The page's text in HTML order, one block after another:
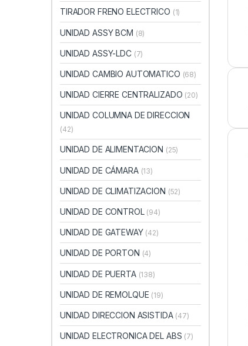
TIRADOR FRENO ELECTRICO (1)
UNIDAD ASSY BCM (8)
UNIDAD ASSY-LDC (7)
UNIDAD CAMBIO AUTOMATICO (68)
UNIDAD CIERRE CENTRALIZADO (20)
UNIDAD COLUMNA DE DIRECCION
(42)
UNIDAD DE ALIMENTACION (25)
UNIDAD DE CÁMARA (13)
UNIDAD DE CLIMATIZACION (52)
UNIDAD DE CONTROL (94)
UNIDAD DE GATEWAY (42)
UNIDAD DE PORTON (4)
UNIDAD DE PUERTA (138)
UNIDAD DE REMOLQUE (19)
UNIDAD DIRECCION ASISTIDA (47)
UNIDAD ELECTRONICA DEL ABS (7)